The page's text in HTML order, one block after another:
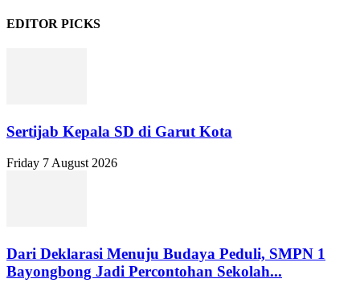
EDITOR PICKS
Sertijab Kepala SD di Garut Kota
Friday 7 August 2026
Dari Deklarasi Menuju Budaya Peduli, SMPN 1
Bayongbong Jadi Percontohan Sekolah...